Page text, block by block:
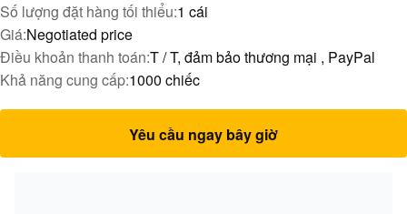
Số lượng đặt hàng tối thiểu:1 cái
Giá:Negotiated price
Điều khoản thanh toán:T / T, đảm bảo thương mại , PayPal
Khả năng cung cấp:1000 chiếc
Yêu cầu ngay bây giờ